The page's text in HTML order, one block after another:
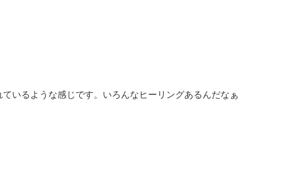
いるような感じです。いろんなヒーリングあるんだなぁ